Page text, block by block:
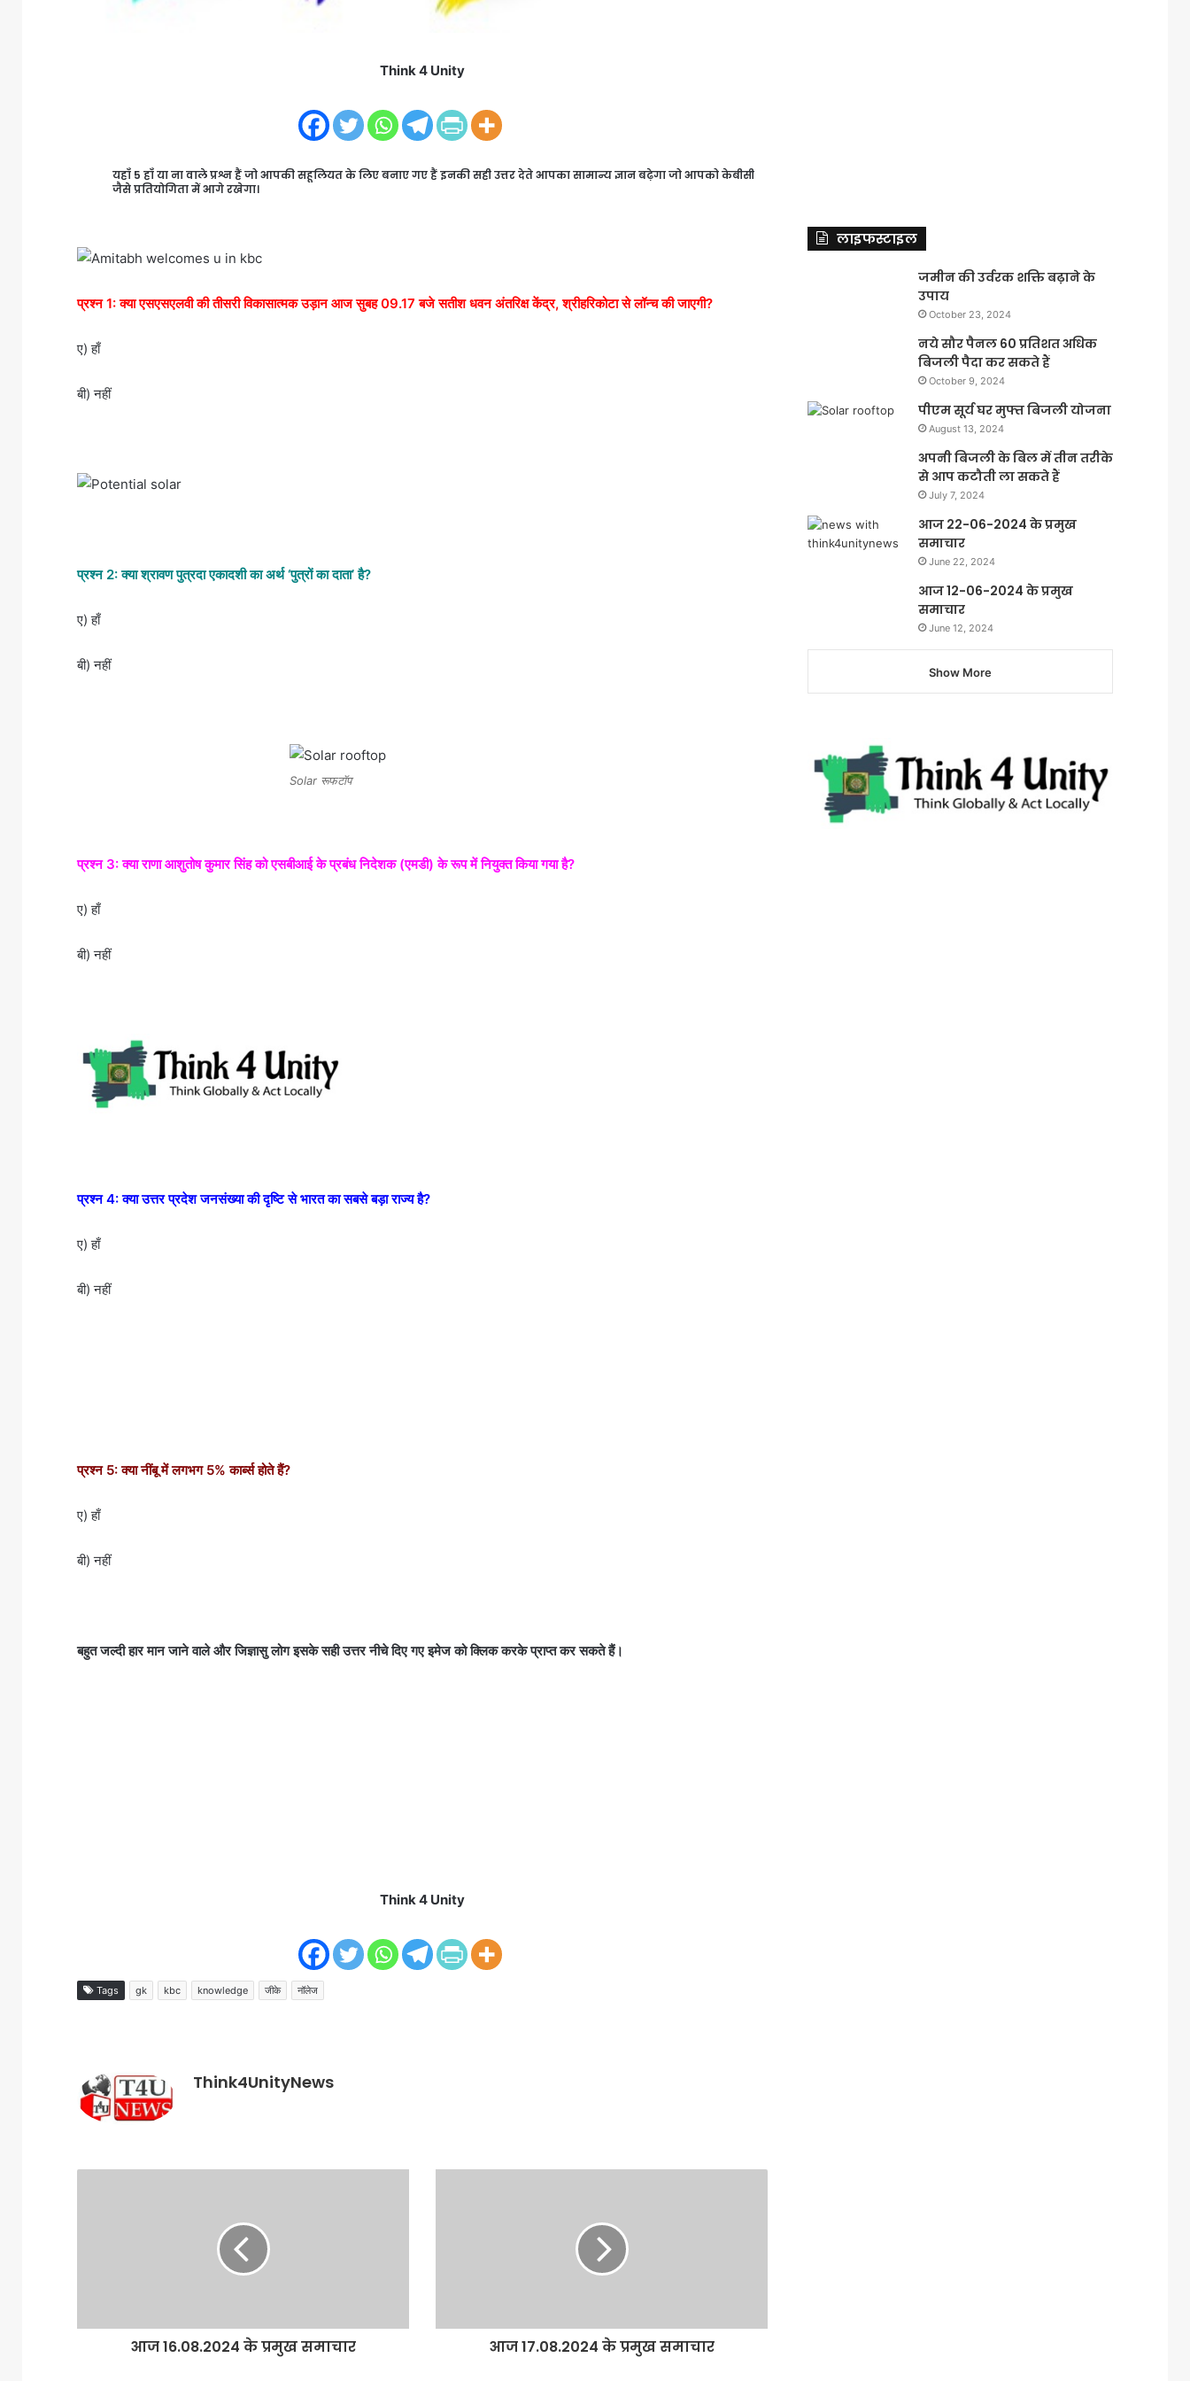
Think 4 Unity
यहाँ 5 हाँ या ना वाले प्रश्न हैं जो आपकी सहूलियत के लिए बनाए गए हैं इनकी सही उत्तर देते आपका सामान्य ज्ञान बढ़ेगा जो आपको केबीसी
जैसे प्रतियोगिता में आगे रखेगा।
प्रश्न 1: क्या एसएसएलवी की तीसरी विकासात्मक उड़ान आज सुबह 09.17 बजे सतीश धवन अंतरिक्ष केंद्र, श्रीहरिकोटा से लॉन्च की जाएगी?
ए) हाँ
बी) नहीं
प्रश्न 2: क्या श्रावण पुत्रदा एकादशी का अर्थ ‘पुत्रों का दाता’ है?
ए) हाँ
बी) नहीं
Solar रूफटॉप
प्रश्न 3: क्या राणा आशुतोष कुमार सिंह को एसबीआई के प्रबंध निदेशक (एमडी) के रूप में नियुक्त किया गया है?
ए) हाँ
बी) नहीं
प्रश्न 4: क्या उत्तर प्रदेश जनसंख्या की दृष्टि से भारत का सबसे बड़ा राज्य है?
ए) हाँ
बी) नहीं
प्रश्न 5: क्या नींबू में लगभग 5% कार्ब्स होते हैं?
ए) हाँ
बी) नहीं
बहुत जल्दी हार मान जाने वाले और जिज्ञासु लोग इसके सही उत्तर नीचे दिए गए इमेज को क्लिक करके प्राप्त कर सकते हैं।
Think 4 Unity
Tags gk kbc knowledge जीके नॉलेज
Think4UnityNews
आज 16.08.2024 के प्रमुख समाचार आज 17.08.2024 के प्रमुख समाचार
लाइफस्टाइल
जमीन की उर्वरक शक्ति बढ़ाने के
उपाय
October 23, 2024
नये सौर पैनल 60 प्रतिशत अधिक
बिजली पैदा कर सकते हैं
October 9, 2024
पीएम सूर्य घर मुफ्त बिजली योजना
August 13, 2024
अपनी बिजली के बिल में तीन तरीके
से आप कटौती ला सकते हैं
July 7, 2024
आज 22-06-2024 के प्रमुख
समाचार
June 22, 2024
आज 12-06-2024 के प्रमुख
समाचार
June 12, 2024
Show More